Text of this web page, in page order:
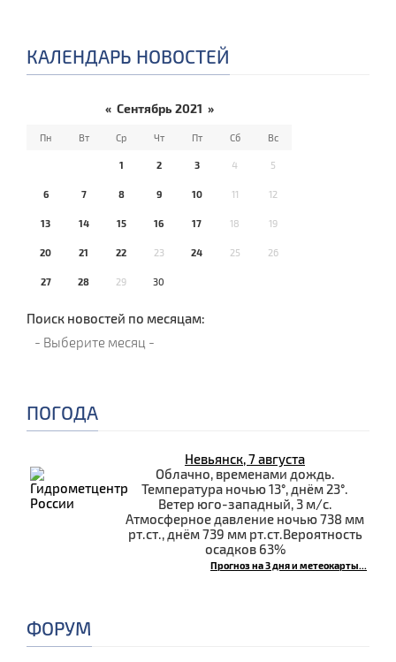
КАЛЕНДАРЬ НОВОСТЕЙ
« Сентябрь 2021 »
Пн Вт Ср Чт Пт Сб Вс
1 2 3 4 5
6 7 8 9 10 11 12
13 14 15 16 17 18 19
20 21 22 23 24 25 26
27 28 29 30
Поиск новостей по месяцам:
ПОГОДА
Невьянск, 7 августа
Облачно, временами дождь.
Температура ночью 13°, днём 23°.
Ветер юго-западный, 3 м/с.
Атмосферное давление ночью 738 мм
рт.ст., днём 739 мм рт.ст.Вероятность
осадков 63%
Прогноз на 3 дня и метеокарты...
ФОРУМ